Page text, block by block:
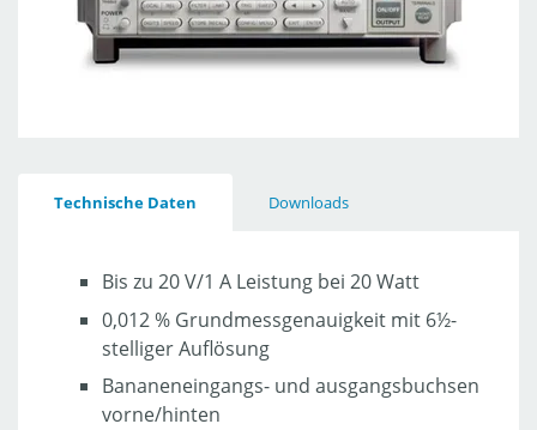
Technische Daten Downloads
Bis zu 20 V/1 A Leistung bei 20 Watt
0,012 % Grundmessgenauigkeit mit 6½-
stelliger Auflösung
Bananeneingangs- und ausgangsbuchsen
vorne/hinten